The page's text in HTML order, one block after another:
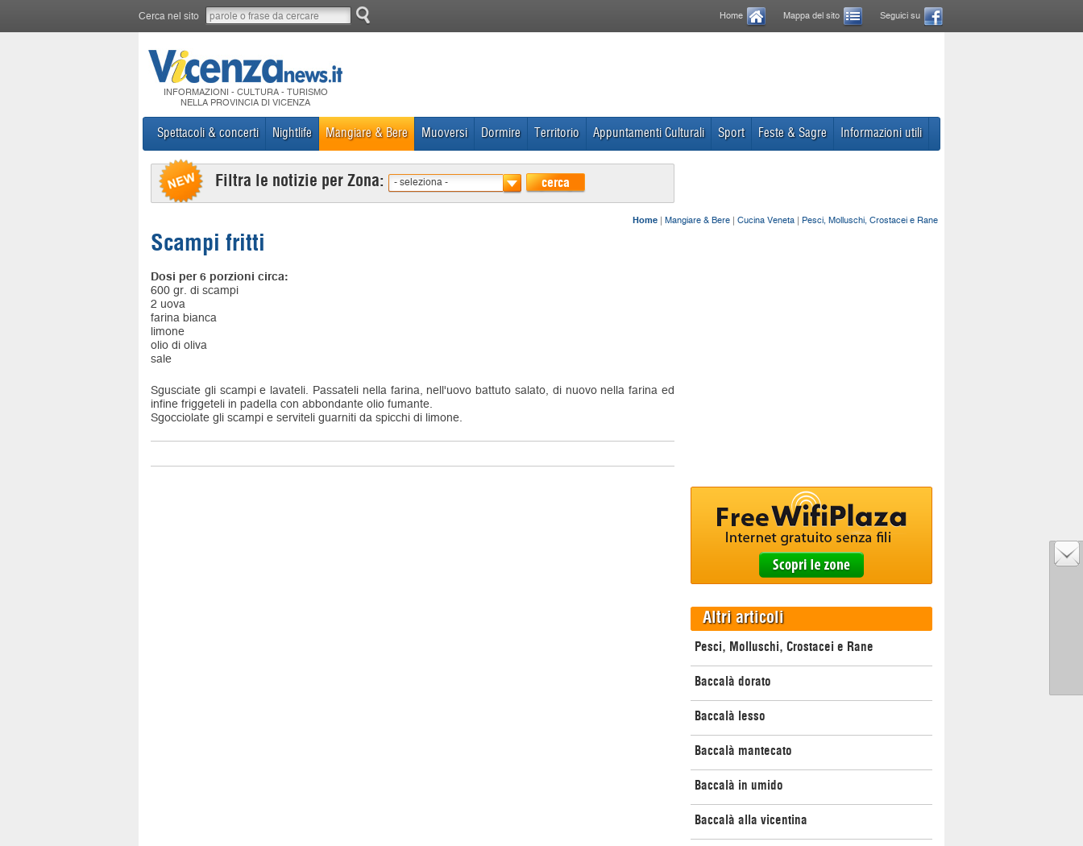
Cerca nel sito Home Mappa del sito Seguici su
INFORMAZIONI - CULTURA - TURISMO
NELLA PROVINCIA DI VICENZA
Spettacoli & concerti Nightlife Mangiare & Bere Muoversi Dormire Territorio Appuntamenti Culturali Sport Feste & Sagre Informazioni utili
Filtra le notizie per Zona: - seleziona - cerca
Home | Mangiare & Bere | Cucina Veneta | Pesci, Molluschi, Crostacei e Rane
Scampi fritti
Dosi per 6 porzioni circa:
600 gr. di scampi
2 uova
farina bianca
limone
olio di oliva
sale
Sgusciate gli scampi e lavateli. Passateli nella farina, nell'uovo battuto salato, di nuovo nella farina ed
infine friggeteli in padella con abbondante olio fumante.
Sgocciolate gli scampi e serviteli guarniti da spicchi di limone.
Altri articoli
Pesci, Molluschi, Crostacei e Rane
Baccalà dorato
Baccalà lesso
Baccalà mantecato
Baccalà in umido
Baccalà alla vicentina